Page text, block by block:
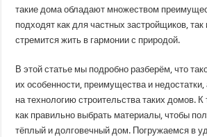
такие дома обладают множеством
подходят как для частных застройщиков, так
стремится жить в гармонии с природой.
В этой статье мы подробно разберём, что
их особенности, преимущества и
на технологию строительства таких домов.
как правильно выбрать материалы, чтобы
тёплый и долговечный дом. Погружаемся в